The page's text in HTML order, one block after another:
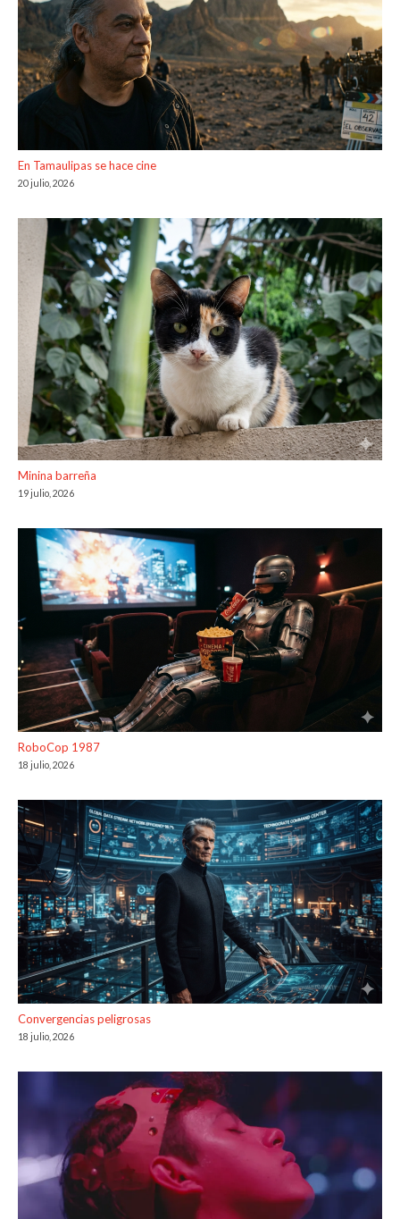
En Tamaulipas se hace cine
20 julio, 2026
Minina barreña
19 julio, 2026
RoboCop 1987
18 julio, 2026
Convergencias peligrosas
18 julio, 2026